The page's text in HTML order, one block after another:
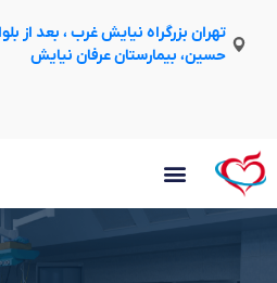
تهران بزرگراه نیایش غرب ، بعد از
حسین، بیمارستان عرفان نیایش